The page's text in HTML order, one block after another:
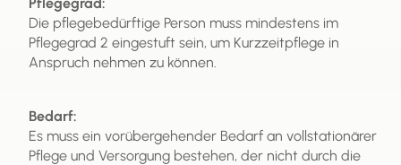
Die pflegebedürftige Person muss mindestens im
Pflegegrad 2 eingestuft sein, um Kurzzeitpflege in
Anspruch nehmen zu können.
Bedarf:
Es muss ein vorübergehender Bedarf an vollstationärer
Pflege und Versorgung bestehen, der nicht durch die